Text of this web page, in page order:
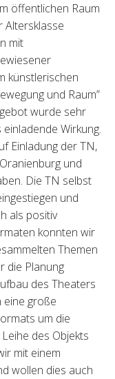
öffentlichen Raum
Altersklasse
mit
künstlerischen
und Raum”
wurde sehr
Wirkung.
Einladung der TN,
und
Die TN selbst
und
als positiv
konnten wir
Themen
die Planung
des Theaters
eine große
um die
des Objekts
mit einem
wollen dies auch